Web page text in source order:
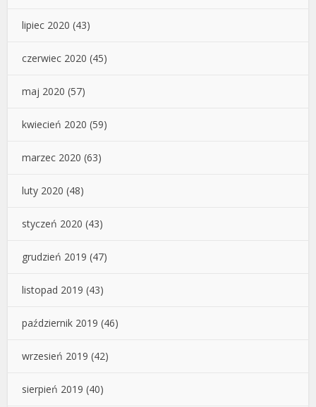
lipiec 2020 (43)
czerwiec 2020 (45)
maj 2020 (57)
kwiecień 2020 (59)
marzec 2020 (63)
luty 2020 (48)
styczeń 2020 (43)
grudzień 2019 (47)
listopad 2019 (43)
październik 2019 (46)
wrzesień 2019 (42)
sierpień 2019 (40)